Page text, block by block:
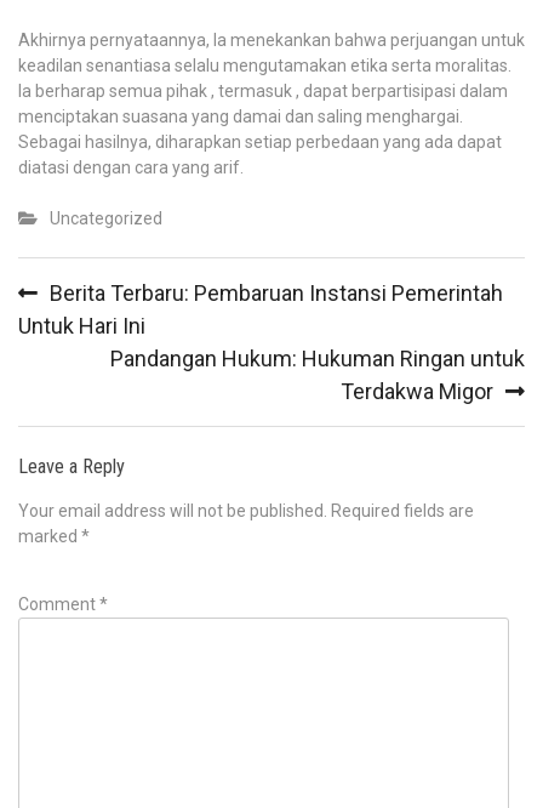
Akhirnya pernyataannya, Ia menekankan bahwa perjuangan untuk
keadilan senantiasa selalu mengutamakan etika serta moralitas.
Ia berharap semua pihak , termasuk , dapat berpartisipasi dalam
menciptakan suasana yang damai dan saling menghargai.
Sebagai hasilnya, diharapkan setiap perbedaan yang ada dapat
diatasi dengan cara yang arif.
Uncategorized
navigation
Berita Terbaru: Pembaruan Instansi Pemerintah
Untuk Hari Ini
Pandangan Hukum: Hukuman Ringan untuk
Terdakwa Migor
Leave a Reply
Your email address will not be published. Required fields are
marked *
Comment*